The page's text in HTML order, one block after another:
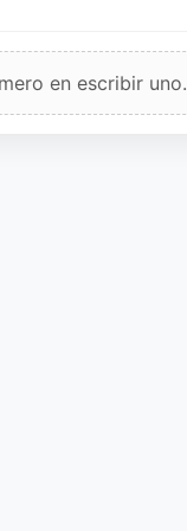
en escribir uno.